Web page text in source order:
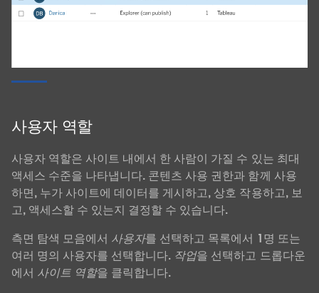
사용자 역할
사용자 역할은 사이트 내에서 한 사람이 가질 수 있는 최대
액세스 수준을 나타냅니다. 콘텐츠 사용 권한과 함께 사용
하면, 누가 사이트에 데이터를 게시하고, 상호 작용하고, 보
고, 액세스할 수 있는지 결정할 수 있습니다.
측면 탐색 모음에서 사용자를 선택하고 목록에서 1명 또는
여러 명의 사용자를 선택합니다. 작업을 선택하고 드롭다운
에서 사이트 역할을 클릭합니다.